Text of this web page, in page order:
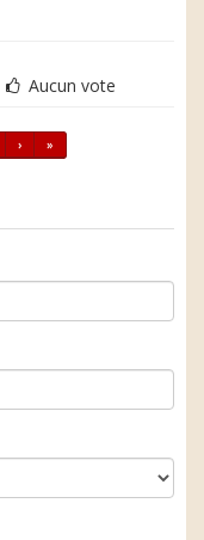
Aucun vote
› »